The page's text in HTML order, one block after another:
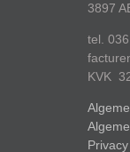
3897
tel.
KVK